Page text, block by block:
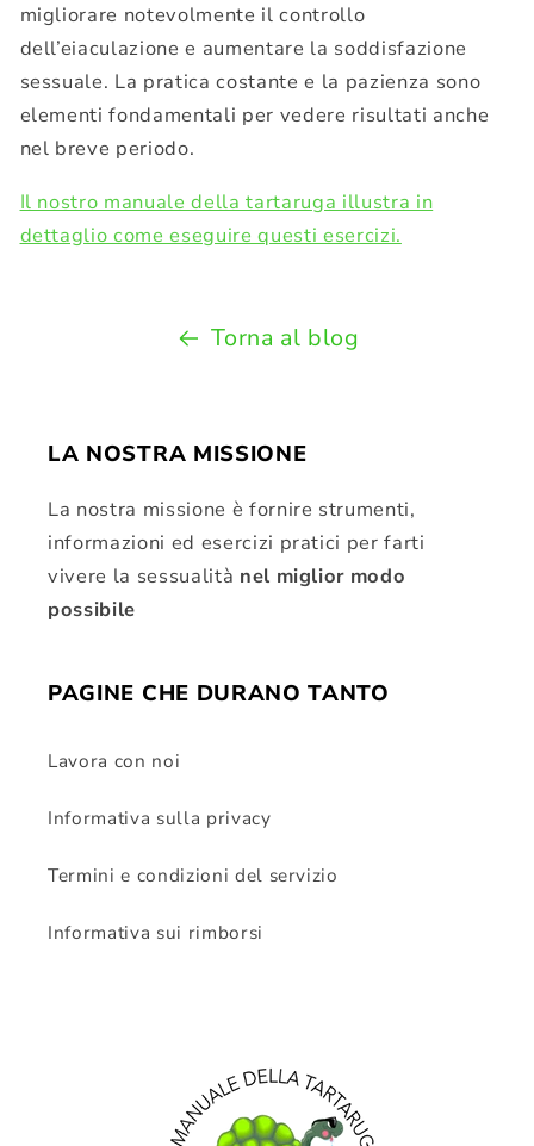
migliorare notevolmente il controllo
dell’eiaculazione e aumentare la soddisfazione
sessuale. La pratica costante e la pazienza sono
elementi fondamentali per vedere risultati anche
nel breve periodo.
Il nostro manuale della tartaruga illustra in
dettaglio come eseguire questi esercizi.
Torna al blog
LA NOSTRA MISSIONE
La nostra missione è fornire strumenti,
informazioni ed esercizi pratici per farti
vivere la sessualità nel miglior modo
possibile
PAGINE CHE DURANO TANTO
Lavora con noi
Informativa sulla privacy
Termini e condizioni del servizio
Informativa sui rimborsi